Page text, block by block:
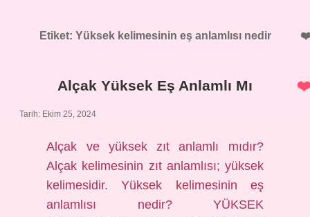
Etiket: Yüksek kelimesinin eş anlamlısı nedir
Alçak Yüksek Eş Anlamlı Mı
Tarih: Ekim 25, 2024
Alçak ve yüksek zıt anlamlı mıdır?
Alçak kelimesinin zıt anlamlısı; yüksek
kelimesidir. Yüksek kelimesinin eş
anlamlısı nedir? YÜKSEK